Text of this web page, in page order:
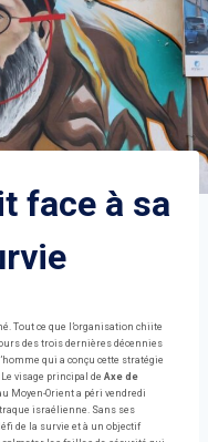
face à sa
Tout ce que l’organisation chiite
des trois dernières décennies
qui a conçu cette stratégie
visage principal de Axe de
Moyen-Orient a péri vendredi
israélienne. Sans ses
de la survie et à un objectif